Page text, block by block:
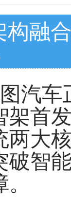
构融
汽
架首
两大
破智